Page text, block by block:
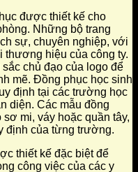
được thiết kế cho
Những bộ trang
sự, chuyên nghiệp, với
thương hiệu của công ty.
chủ đạo của logo để
mẽ. Đồng phục học sinh
định tại các trường học
diện. Các mẫu đồng
mi, váy hoặc quần tây,
định của từng trường.
thiết kế đặc biệt để
công việc của các y